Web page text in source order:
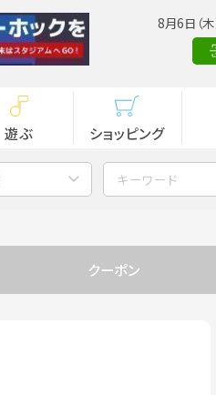
8月6日（
遊ぶ ショッピング
クーポン